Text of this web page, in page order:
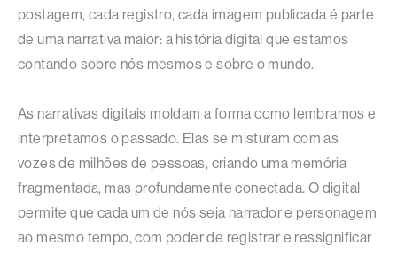
postagem, cada registro, cada imagem publicada é parte
de uma narrativa maior: a história digital que estamos
contando sobre nós mesmos e sobre o mundo.
As narrativas digitais moldam a forma como lembramos e
interpretamos o passado. Elas se misturam com as
vozes de milhões de pessoas, criando uma memória
fragmentada, mas profundamente conectada. O digital
permite que cada um de nós seja narrador e personagem
ao mesmo tempo, com poder de registrar e ressignificar